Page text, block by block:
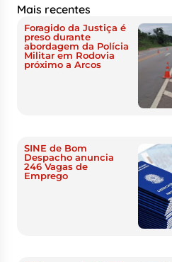
Mais recentes
Foragido da Justiça é
preso durante
abordagem da Polícia
Militar em Rodovia
próximo a Arcos
SINE de Bom
Despacho anuncia
246 Vagas de
Emprego